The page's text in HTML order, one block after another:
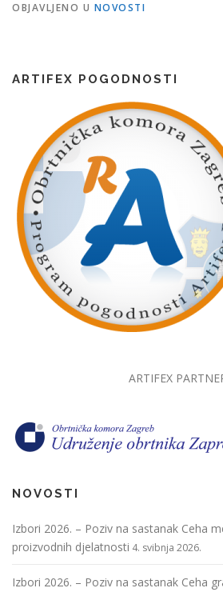
OBJAVLJENO U NOVOSTI
ARTIFEX POGODNOSTI
ARTIFEX
NOVOSTI
Izbori 2026. – Poziv na sastanak Ceha
proizvodnih djelatnosti 4. svibnja 2026.
Izbori 2026. – Poziv na sastanak Ceha